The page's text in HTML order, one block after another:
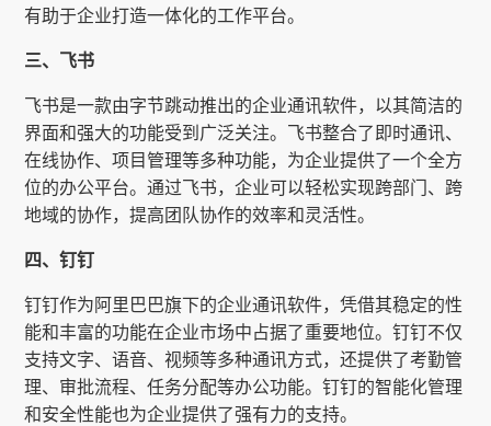
有助于企业打造一体化的工作平台。
三、飞书
飞书是一款由字节跳动推出的企业通讯软件，以其简洁的
界面和强大的功能受到广泛关注。飞书整合了即时通讯、
在线协作、项目管理等多种功能，为企业提供了一个全方
位的办公平台。通过飞书，企业可以轻松实现跨部门、跨
地域的协作，提高团队协作的效率和灵活性。
四、钉钉
钉钉作为阿里巴巴旗下的企业通讯软件，凭借其稳定的性
能和丰富的功能在企业市场中占据了重要地位。钉钉不仅
支持文字、语音、视频等多种通讯方式，还提供了考勤管
理、审批流程、任务分配等办公功能。钉钉的智能化管理
和安全性能也为企业提供了强有力的支持。